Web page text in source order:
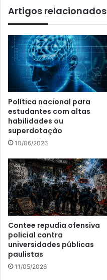
Artigos relacionados
Política nacional para
estudantes com altas
habilidades ou
superdotação
10/06/2026
Contee repudia ofensiva
policial contra
universidades públicas
paulistas
11/05/2026